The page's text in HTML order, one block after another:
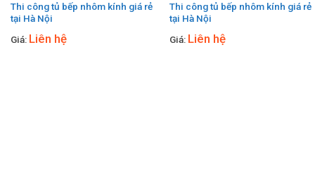
Thi công tủ bếp nhôm kính giá rẻ
tại Hà Nội
Giá: Liên hệ
Thi công tủ bếp nhôm kính giá rẻ
tại Hà Nội
Giá: Liên hệ